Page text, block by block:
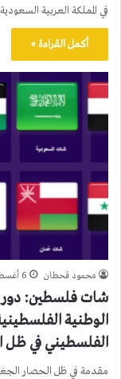
في المملكة العربية
أكمل القراءة »
محمود قحطان 6 أغسطس، 2024
شات فلسطين: دور
الوطنية
الفلسطيني في ظل
مقدمة في ظل الحصار